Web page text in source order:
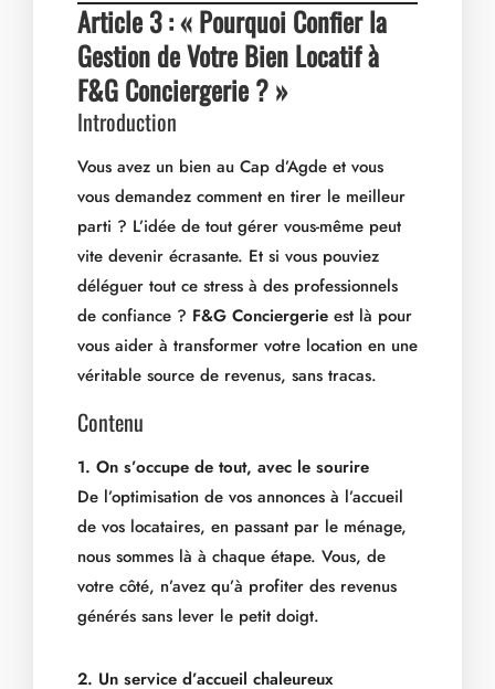
Article 3 : « Pourquoi Confier la
Gestion de Votre Bien Locatif à
F&G Conciergerie ? »
Introduction
Vous avez un bien au Cap d’Agde et vous
vous demandez comment en tirer le meilleur
parti ? L’idée de tout gérer vous-même peut
vite devenir écrasante. Et si vous pouviez
déléguer tout ce stress à des professionnels
de confiance ? F&G Conciergerie est là pour
vous aider à transformer votre location en une
véritable source de revenus, sans tracas.
Contenu
1. On s’occupe de tout, avec le sourire
De l’optimisation de vos annonces à l’accueil
de vos locataires, en passant par le ménage,
nous sommes là à chaque étape. Vous, de
votre côté, n’avez qu’à profiter des revenus
générés sans lever le petit doigt.
2. Un service d’accueil chaleureux